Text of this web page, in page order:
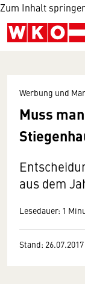
Zum Inhalt
Werbung und
Muss
aus dem
Lesedauer: 1
Stand: 26.07.2017